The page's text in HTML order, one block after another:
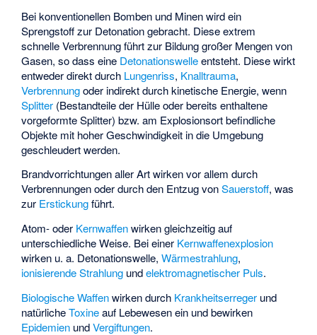
Bei konventionellen Bomben und Minen wird ein
Sprengstoff zur Detonation gebracht. Diese extrem
schnelle Verbrennung führt zur Bildung großer Mengen von
Gasen, so dass eine Detonationswelleentsteht. Diese wirkt
entweder direkt durch Lungenriss, Knalltrauma,
Verbrennungoder indirekt durch kinetische Energie, wenn
Splitter (Bestandteile der Hülle oder bereits enthaltene
vorgeformte Splitter) bzw. am Explosionsort befindliche
Objekte mit hoher Geschwindigkeit in die Umgebung
geschleudert werden.
Brandvorrichtungen aller Art wirken vor allem durch
Verbrennungen oder durch den Entzug vonSauerstoff, was
zur Erstickungführt.
Atom- oder Kernwaffenwirken gleichzeitig auf
unterschiedliche Weise. Bei einer Kernwaffenexplosion
wirken u. a. Detonationswelle,Wärmestrahlung,
ionisierende Strahlung undelektromagnetischer Puls.
Biologische Waffenwirken durch Krankheitserreger und
natürlicheToxineauf Lebewesen ein und bewirken
Epidemien undVergiftungen.